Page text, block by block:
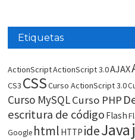
Etiquetas
ActionScriptActionScript 3.0AJAX
CS3 CSSCurso ActionScript 3.0
Curso MySQLCurso PHP
escritura de código Flash
Google html HTTP ideJava